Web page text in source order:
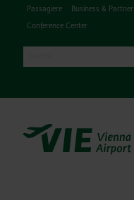
Passagiere Business & Partner
Conference Center